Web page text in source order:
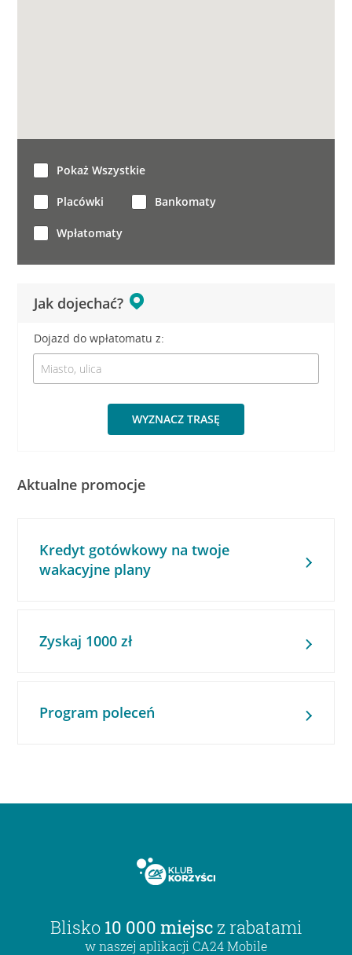
Jak dojechać?
Dojazd do wpłatomatu z:
WYZNACZ TRASĘ
Pokaż Wszystkie
Placówki Bankomaty
Wpłatomaty
Aktualne promocje
Kredyt gotówkowy na twoje
wakacyjne plany
Zyskaj 1000 zł
Program poleceń
Blisko 10 000 miejsc z rabatami
w naszej aplikacji CA24 Mobile